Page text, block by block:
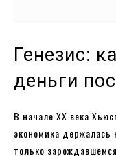
Генезис:
деньги
В начале XX века
экономика держалась
только